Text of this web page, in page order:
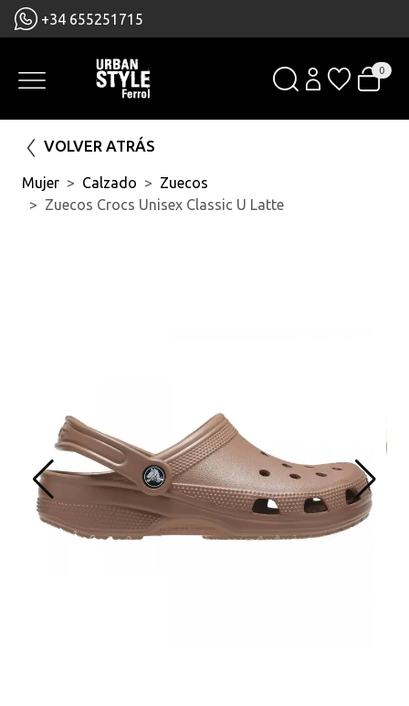
+34 655251715
0
VOLVER ATRÁS
Mujer Calzado
Zuecos
Zuecos Crocs Unisex Classic U Latte